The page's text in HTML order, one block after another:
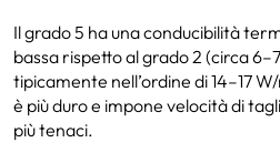
Il grado 5 ha una conducibilità
bassa rispetto al grado 2 (circa
tipicamente nell’ordine di 14–17
è più duro e impone velocità di
più tenaci.